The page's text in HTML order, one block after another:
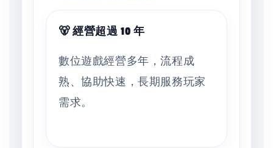
🐻 經營超過 10 年
數位遊戲經營多年，流程成
熟、協助快速，長期服務玩家
需求。